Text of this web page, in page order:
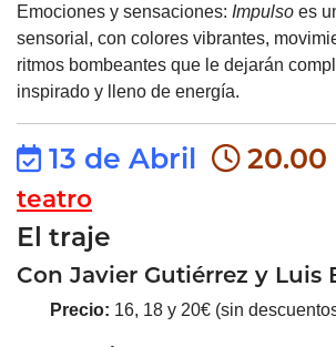
Emociones y sensaciones: Impulso es
sensorial, con colores vibrantes,
ritmos bombeantes que le dejarán
inspirado y lleno de energía.
13 de Abril 20.00
teatro
El traje
Con Javier Gutiérrez y Luis
Precio: 16, 18 y 20€ (sin